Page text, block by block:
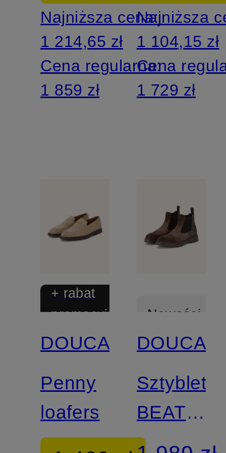
Najniższa cena:
1 214,65 zł
Cena regularna:
1 859 zł
Najniższa
1 104,15 zł
Cena
1 729 zł
+ rabat
promocyjny
DOUCAL'S
Penny
loafers
Nowości
Sztyblety
BEATLES